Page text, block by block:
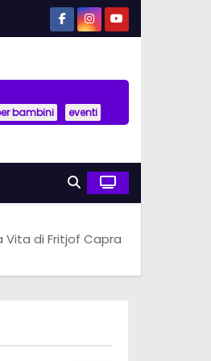
bambini eventi
Vita di Fritjof Capra